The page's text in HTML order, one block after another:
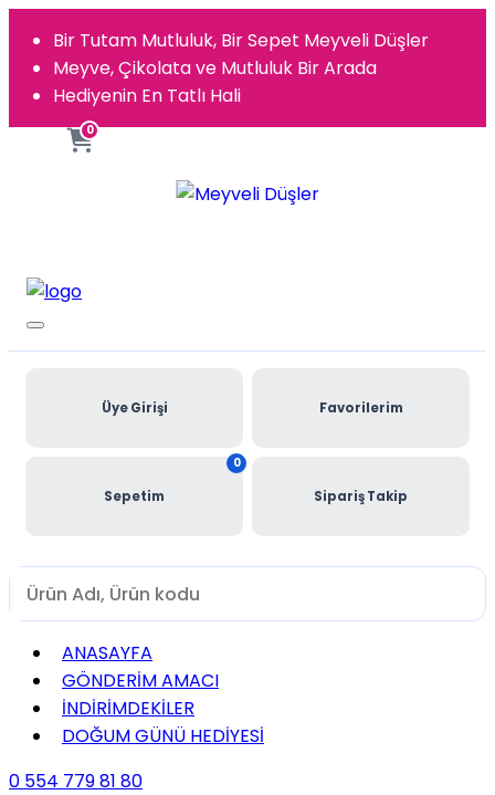
Bir Tutam Mutluluk, Bir Sepet Meyveli Düşler
Meyve, Çikolata ve Mutluluk Bir Arada
Hediyenin En Tatlı Hali
0
Üye Girişi Favorilerim
0
Sepetim Sipariş Takip
ANASAYFA
GÖNDERİM AMACI
İNDİRİMDEKİLER
DOĞUM GÜNÜ HEDİYESİ
0 554 779 81 80